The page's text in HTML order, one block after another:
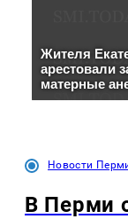
Новости
В Перми